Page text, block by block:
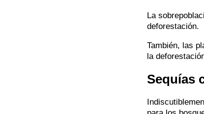
La
deforestación.
También, las
la
Sequías